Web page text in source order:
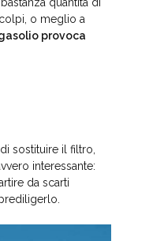
o meglio a
provoca
sostituire il filtro,
interessante:
da scarti